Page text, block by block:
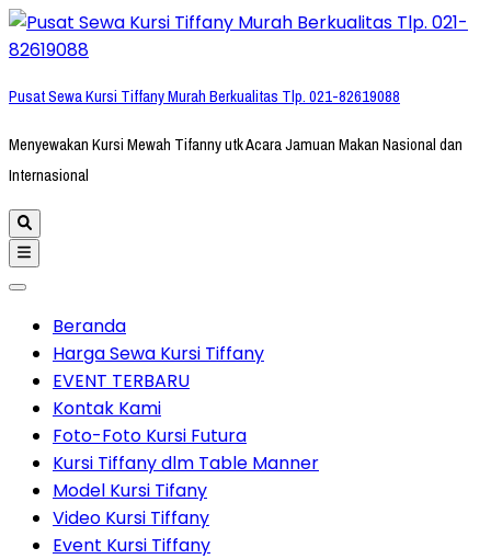
Lompat
ke
(Tekan
Pusat Sewa Kursi Tiffany Murah Berkualitas Tlp. 021-82619088
Menyewakan Kursi Mewah Tifanny utk Acara Jamuan Makan Nasional dan
Internasional
Beranda
Harga Sewa Kursi Tiffany
EVENT TERBARU
Kontak Kami
Foto-Foto Kursi Futura
Kursi Tiffany dlm Table Manner
Model Kursi Tifany
Video Kursi Tiffany
Event Kursi Tiffany